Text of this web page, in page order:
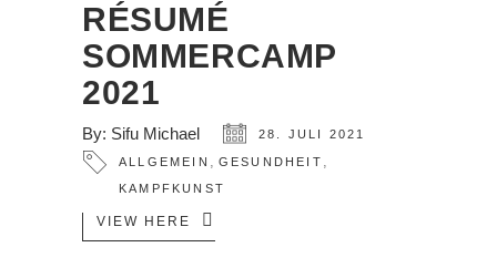
RÉSUMÉ
SOMMERCAMP
2021
By: Sifu Michael 28. JULI 2021
ALLGEMEIN , GESUNDHEIT ,
KAMPFKUNST
VIEW HERE